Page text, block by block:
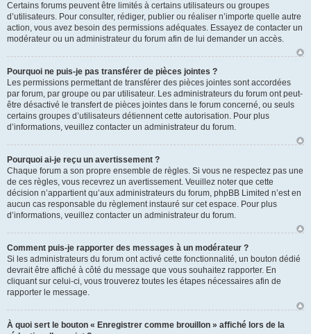
Certains forums peuvent être limités à certains utilisateurs ou groupes
d’utilisateurs. Pour consulter, rédiger, publier ou réaliser n’importe quelle autre
action, vous avez besoin des permissions adéquates. Essayez de contacter un
modérateur ou un administrateur du forum afin de lui demander un accès.
Pourquoi ne puis-je pas transférer de pièces jointes ?
Les permissions permettant de transférer des pièces jointes sont accordées
par forum, par groupe ou par utilisateur. Les administrateurs du forum ont peut-
être désactivé le transfert de pièces jointes dans le forum concerné, ou seuls
certains groupes d’utilisateurs détiennent cette autorisation. Pour plus
d’informations, veuillez contacter un administrateur du forum.
Pourquoi ai-je reçu un avertissement ?
Chaque forum a son propre ensemble de règles. Si vous ne respectez pas une
de ces règles, vous recevrez un avertissement. Veuillez noter que cette
décision n’appartient qu’aux administrateurs du forum, phpBB Limited n’est en
aucun cas responsable du règlement instauré sur cet espace. Pour plus
d’informations, veuillez contacter un administrateur du forum.
Comment puis-je rapporter des messages à un modérateur ?
Si les administrateurs du forum ont activé cette fonctionnalité, un bouton dédié
devrait être affiché à côté du message que vous souhaitez rapporter. En
cliquant sur celui-ci, vous trouverez toutes les étapes nécessaires afin de
rapporter le message.
À quoi sert le bouton « Enregistrer comme brouillon » affiché lors de la